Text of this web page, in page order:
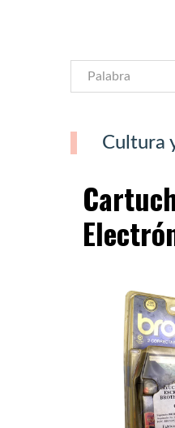
Cultura